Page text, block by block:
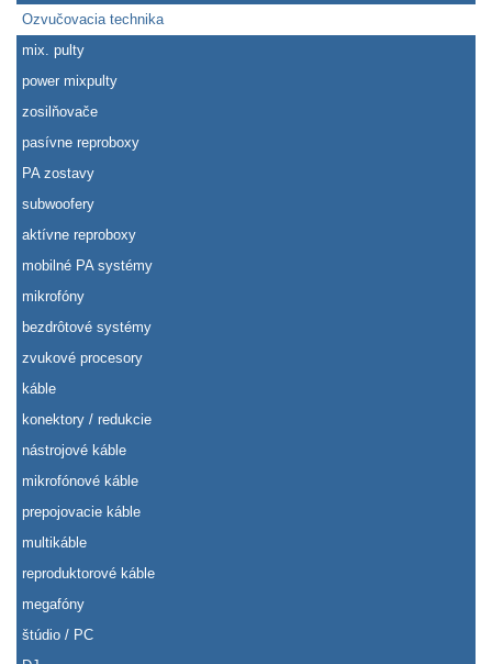
Ozvučovacia technika
mix. pulty
power mixpulty
zosilňovače
pasívne reproboxy
PA zostavy
subwoofery
aktívne reproboxy
mobilné PA systémy
mikrofóny
bezdrôtové systémy
zvukové procesory
káble
konektory / redukcie
nástrojové káble
mikrofónové káble
prepojovacie káble
multikáble
reproduktorové káble
megafóny
štúdio / PC